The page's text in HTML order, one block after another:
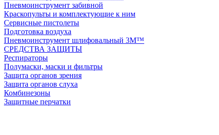
Пневмоинструмент забивной
Краскопульты и комплектующие к ним
Сервисные пистолеты
Подготовка воздуха
Пневмоинструмент шлифовальный 3M™
СРЕДСТВА ЗАЩИТЫ
Респираторы
Полумаски, маски и фильтры
Защита органов зрения
Защита органов слуха
Комбинезоны
Защитные перчатки